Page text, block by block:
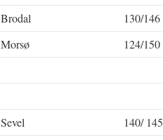
Brodal
130/146
Morsø 124/150
Sevel
140/ 145